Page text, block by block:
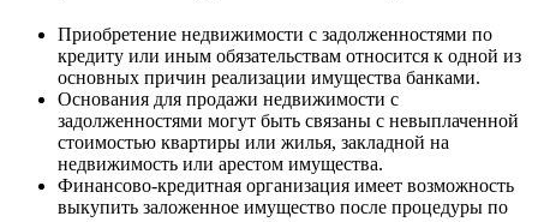
Приобретение недвижимости с задолженностями по
кредиту или иным обязательствам относится к одной из
основных причин реализации имущества банками.
Основания для продажи недвижимости с
задолженностями могут быть связаны с невыплаченной
стоимостью квартиры или жилья, закладной на
недвижимость или арестом имущества.
Финансово-кредитная организация имеет возможность
выкупить заложенное имущество после процедуры по